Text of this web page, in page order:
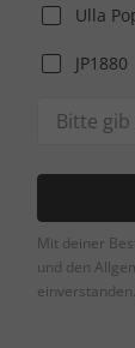
Ulla
JP1880
Mit deiner
und den
einverstanden.